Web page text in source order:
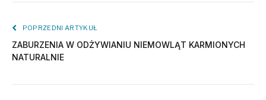
POPRZEDNI ARTYKUŁ
ZABURZENIA W ODŻYWIANIU NIEMOWLĄT KARMIONYCH
NATURALNIE